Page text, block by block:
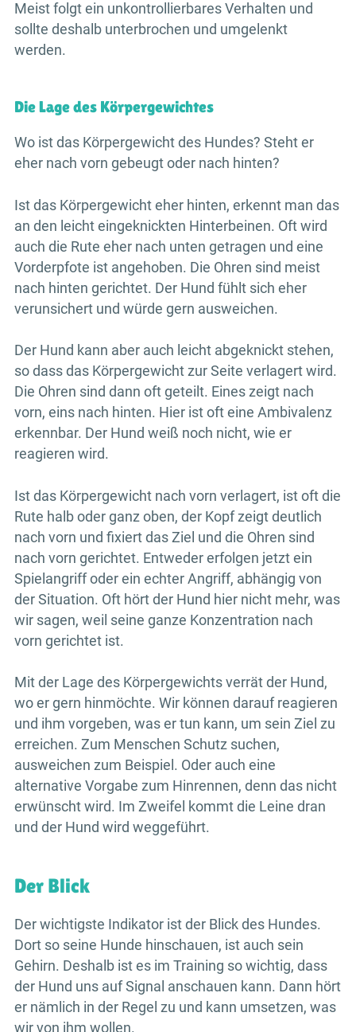
Meist folgt ein unkontrollierbares Verhalten und
sollte deshalb unterbrochen und umgelenkt
werden.
Die Lage des Körpergewichtes
Wo ist das Körpergewicht des Hundes? Steht er
eher nach vorn gebeugt oder nach hinten?
Ist das Körpergewicht eher hinten, erkennt man das
an den leicht eingeknickten Hinterbeinen. Oft wird
auch die Rute eher nach unten getragen und eine
Vorderpfote ist angehoben. Die Ohren sind meist
nach hinten gerichtet. Der Hund fühlt sich eher
verunsichert und würde gern ausweichen.
Der Hund kann aber auch leicht abgeknickt stehen,
so dass das Körpergewicht zur Seite verlagert wird.
Die Ohren sind dann oft geteilt. Eines zeigt nach
vorn, eins nach hinten. Hier ist oft eine Ambivalenz
erkennbar. Der Hund weiß noch nicht, wie er
reagieren wird.
Ist das Körpergewicht nach vorn verlagert, ist oft die
Rute halb oder ganz oben, der Kopf zeigt deutlich
nach vorn und fixiert das Ziel und die Ohren sind
nach vorn gerichtet. Entweder erfolgen jetzt ein
Spielangriff oder ein echter Angriff, abhängig von
der Situation. Oft hört der Hund hier nicht mehr, was
wir sagen, weil seine ganze Konzentration nach
vorn gerichtet ist.
Mit der Lage des Körpergewichts verrät der Hund,
wo er gern hinmöchte. Wir können darauf reagieren
und ihm vorgeben, was er tun kann, um sein Ziel zu
erreichen. Zum Menschen Schutz suchen,
ausweichen zum Beispiel. Oder auch eine
alternative Vorgabe zum Hinrennen, denn das nicht
erwünscht wird. Im Zweifel kommt die Leine dran
und der Hund wird weggeführt.
Der Blick
Der wichtigste Indikator ist der Blick des Hundes.
Dort so seine Hunde hinschauen, ist auch sein
Gehirn. Deshalb ist es im Training so wichtig, dass
der Hund uns auf Signal anschauen kann. Dann hört
er nämlich in der Regel zu und kann umsetzen, was
wir von ihm wollen.